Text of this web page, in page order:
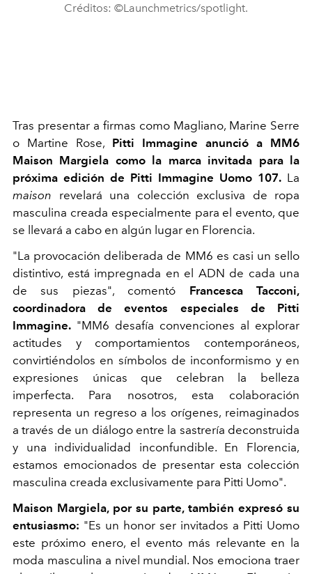
Créditos: ©Launchmetrics/spotlight.
Tras presentar a firmas como Magliano, Marine Serre
o Martine Rose, Pitti Immagine anunció a MM6
Maison Margiela como la marca invitada para la
próxima edición de Pitti Immagine Uomo 107. La
maison revelará una colección exclusiva de ropa
masculina creada especialmente para el evento, que
se llevará a cabo en algún lugar en Florencia.
"La provocación deliberada de MM6 es casi un sello
distintivo, está impregnada en el ADN de cada una
de sus piezas", comentó Francesca Tacconi,
coordinadora de eventos especiales de Pitti
Immagine. "MM6 desafía convenciones al explorar
actitudes y comportamientos contemporáneos,
convirtiéndolos en símbolos de inconformismo y en
expresiones únicas que celebran la belleza
imperfecta. Para nosotros, esta colaboración
representa un regreso a los orígenes, reimaginados
a través de un diálogo entre la sastrería deconstruida
y una individualidad inconfundible. En Florencia,
estamos emocionados de presentar esta colección
masculina creada exclusivamente para Pitti Uomo".
Maison Margiela, por su parte, también expresó su
entusiasmo: "Es un honor ser invitados a Pitti Uomo
este próximo enero, el evento más relevante en la
moda masculina a nivel mundial. Nos emociona traer